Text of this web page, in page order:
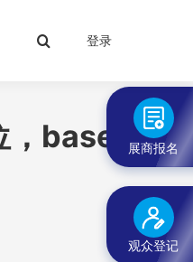
搜
登录
，base
展商报名
观众登记
搜